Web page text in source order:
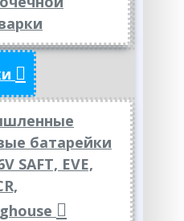
батарейки
SAFT, EVE,